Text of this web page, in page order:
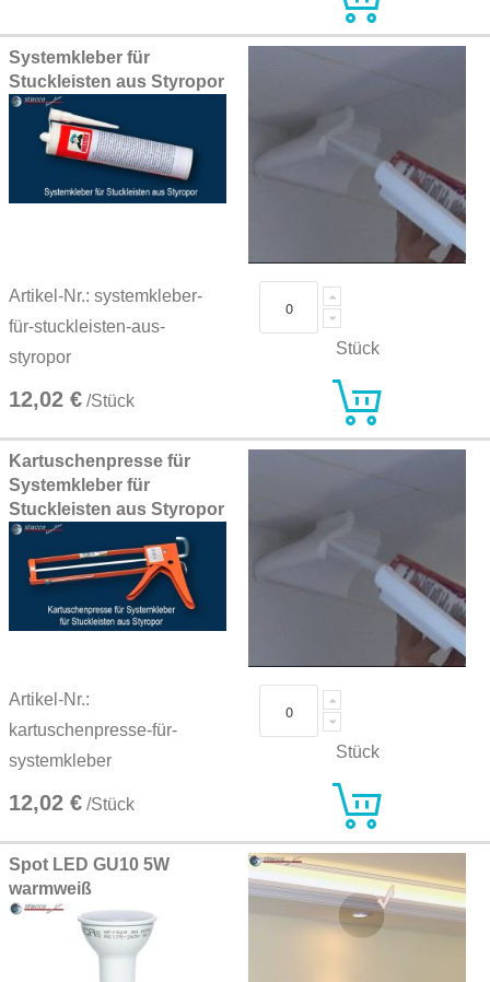
Systemkleber für
Stuckleisten aus Styropor
Artikel-Nr.: systemkleber-
für-stuckleisten-aus-
styropor
12,02 € /Stück
Stück
Kartuschenpresse für
Systemkleber für
Stuckleisten aus Styropor
Artikel-Nr.:
kartuschenpresse-für-
systemkleber
12,02 € /Stück
Stück
Spot LED GU10 5W
warmweiß